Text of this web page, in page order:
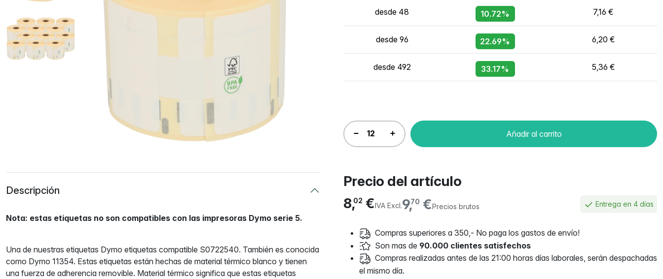
desde 48 10.72% 7,16 €
desde 96 22.69% 6,20 €
desde 492 33.17% 5,36 €
Añadir al carrito
Precio del artículo
9,70 €Precios brutos
8,02 €IVA Excl. Entrega en 4 días
Compras superiores a 350,- No paga los gastos de envío!
Son mas de 90.000 clientes satisfechos
Compras realizadas antes de las 21:00 horas días laborales, serán despachadas
el mismo día.
Descripción
Nota: estas etiquetas no son compatibles con las impresoras Dymo serie 5.
Una de nuestras etiquetas Dymo etiquetas compatible S0722540. También es conocida
como Dymo 11354. Estas etiquetas están hechas de material térmico blanco y tienen
una fuerza de adherencia removible. Material térmico significa que estas etiquetas